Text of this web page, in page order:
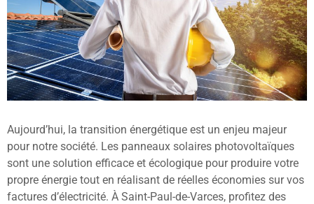
Aujourd’hui, la transition énergétique est un enjeu majeur
pour notre société. Les panneaux solaires photovoltaïques
sont une solution efficace et écologique pour produire votre
propre énergie tout en réalisant de réelles économies sur vos
factures d’électricité. À Saint-Paul-de-Varces, profitez des